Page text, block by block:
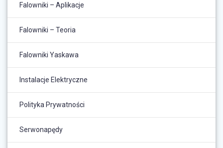
Falowniki – Aplikacje
Falowniki – Teoria
Falowniki Yaskawa
Instalacje Elektryczne
Polityka Prywatności
Serwonapędy